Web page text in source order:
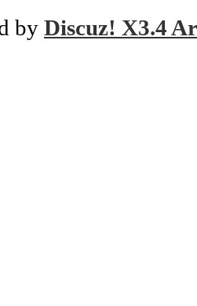
by Discuz! X3.4